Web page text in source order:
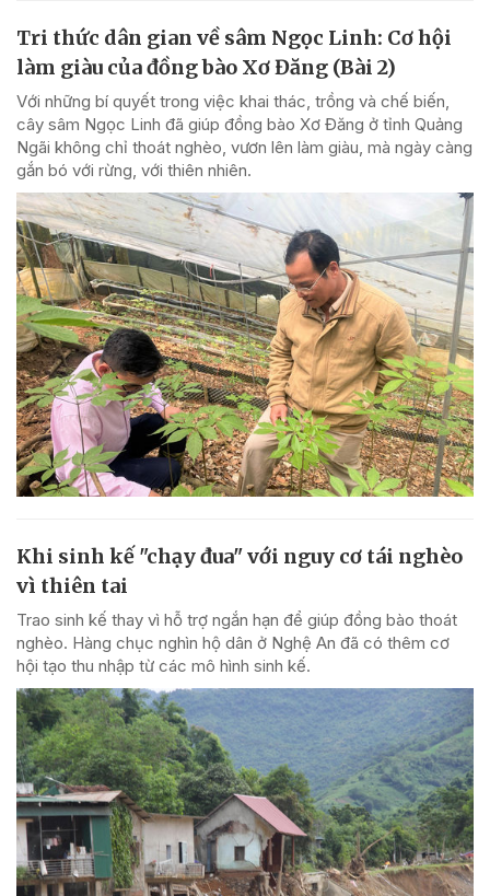
Tri thức dân gian về sâm Ngọc Linh: Cơ hội
làm giàu của đồng bào Xơ Đăng (Bài 2)
Với những bí quyết trong việc khai thác, trồng và chế biến,
cây sâm Ngọc Linh đã giúp đồng bào Xơ Đăng ở tỉnh Quảng
Ngãi không chỉ thoát nghèo, vươn lên làm giàu, mà ngày càng
gắn bó với rừng, với thiên nhiên.
Khi sinh kế "chạy đua" với nguy cơ tái nghèo
vì thiên tai
Trao sinh kế thay vì hỗ trợ ngắn hạn để giúp đồng bào thoát
nghèo. Hàng chục nghìn hộ dân ở Nghệ An đã có thêm cơ
hội tạo thu nhập từ các mô hình sinh kế.